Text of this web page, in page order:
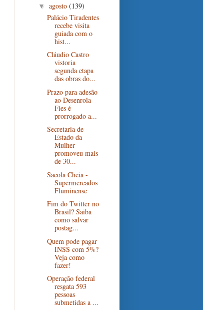
▼ agosto (139)
Palácio Tiradentes
recebe visita
guiada com o
hist...
Cláudio Castro
vistoria
segunda etapa
das obras do...
Prazo para adesão
ao Desenrola
Fies é
prorrogado a...
Secretaria de
Estado da
Mulher
promoveu mais
de 30...
Sacola Cheia -
Supermercados
Fluminense
Fim do Twitter no
Brasil? Saiba
como salvar
postag...
Quem pode pagar
INSS com 5%?
Veja como
fazer!
Operação federal
resgata 593
pessoas
submetidas a ...